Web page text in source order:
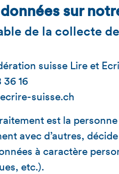
sur
de la collecte
suisse Lire et
36 16
suisse.ch
est la
avec d’autres,
à caractère
etc.).